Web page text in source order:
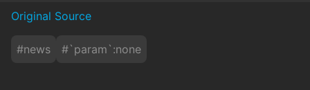
Original Source
#news #`param`:none